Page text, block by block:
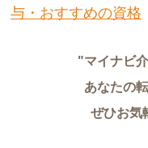
与・おすすめの資格
"マイナビ
あなたの
ぜひお気